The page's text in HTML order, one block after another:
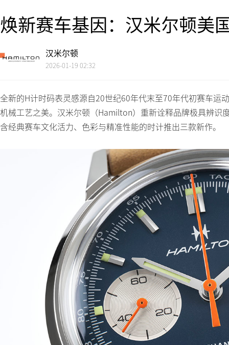
焕新赛车基因：汉米尔顿美
汉米尔顿
2026-01-19 02:32
全新的H计时码表灵感源自20世纪60年代末至70年代初赛车运
机械工艺之美。汉米尔顿（Hamilton）重新诠释品牌极具辨
含经典赛车文化活力、色彩与精准性能的时计推出三款新作。